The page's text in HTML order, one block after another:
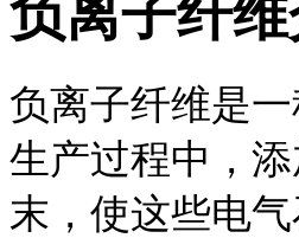
负离子纤
负离子纤维是
生产过程中，
末，使这些电